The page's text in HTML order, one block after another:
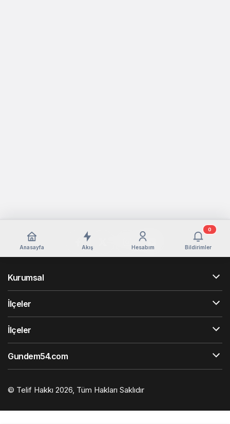
Anasayfa Akış Hesabım Bildirimler
0
Kurumsal
İlçeler
İlçeler
Gundem54.com
© Telif Hakkı 2026, Tüm Hakları Saklıdır